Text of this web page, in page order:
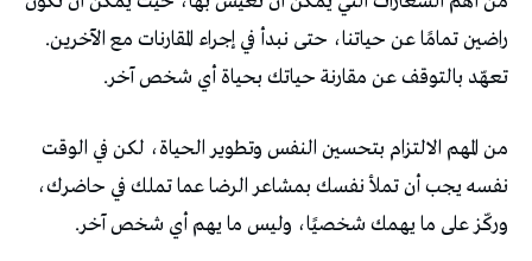
‬راضين‭ ‬تمامًا‭ ‬عن‭ ‬حياتنا،‭ ‬حتى‭ ‬نبدأ‭ ‬في‭ ‬إجراء‭ ‬المقارنات‭ ‬مع‭ ‬الآخرين‭.
‬تعهّد‭ ‬بالتوقف‭ ‬عن‭ ‬مقارنة‭ ‬حياتك‭ ‬بحياة‭ ‬أي‭ ‬شخص‭ ‬آخر‭.‬
‬وركّز‭ ‬على‭ ‬ما‭ ‬يهمك‭ ‬شخصيًا،‭ ‬وليس‭ ‬ما‭ ‬يهم‭ ‬أي‭ ‬شخص‭ ‬آخر‭.‬